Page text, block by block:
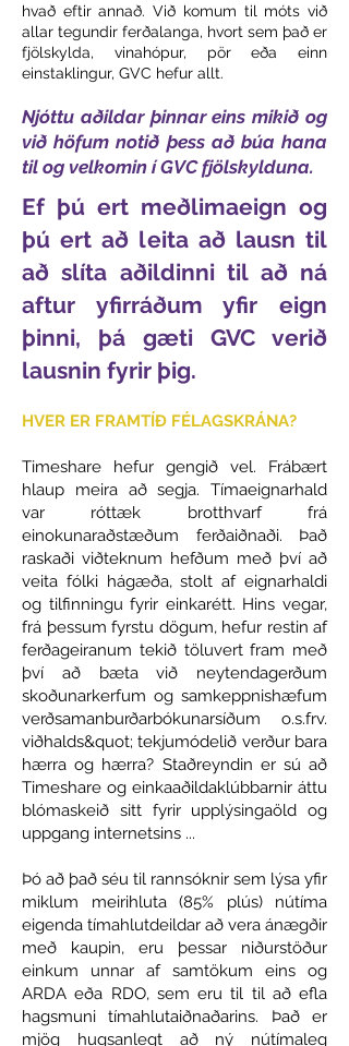
hvað eftir annað. Við komum til móts við
allar tegundir ferðalanga, hvort sem það er
fjölskylda, vinahópur, pör eða einn
einstaklingur, GVC hefur allt.
Njóttu aðildar þinnar eins mikið og
við höfum notið þess að búa hana
til og velkomin í GVC fjölskylduna.
Ef þú ert meðlimaeign og
þú ert að leita að lausn til
að slíta aðildinni til að ná
aftur yfirráðum yfir eign
þinni, þá gæti GVC verið
lausnin fyrir þig.
HVER ER FRAMTÍÐ FÉLAGSKRÁNA?
Timeshare hefur gengið vel. Frábært
hlaup meira að segja. Tímaeignarhald
var róttæk brotthvarf frá
einokunaraðstæðum ferðaiðnaði. Það
raskaði viðteknum hefðum með því að
veita fólki hágæða, stolt af eignarhaldi
og tilfinningu fyrir einkarétt. Hins vegar,
frá þessum fyrstu dögum, hefur restin af
ferðageiranum tekið töluvert fram með
því að bæta við neytendagerðum
skoðunarkerfum og samkeppnishæfum
verðsamanburðarbókunarsíðum o.s.frv.
viðhalds&quot; tekjumódelið verður bara
hærra og hærra? Staðreyndin er sú að
Timeshare og einkaaðildaklúbbarnir áttu
blómaskeið sitt fyrir upplýsingaöld og
uppgang internetsins ...
Þó að það séu til rannsóknir sem lýsa yfir
miklum meirihluta (85% plús) nútíma
eigenda tímahlutdeildar að vera ánægðir
með kaupin, eru þessar niðurstöður
einkum unnar af samtökum eins og
ARDA eða RDO, sem eru til til að efla
hagsmuni tímahlutaiðnaðarins. Það er
mjög hugsanlegt að ný nútímaleg